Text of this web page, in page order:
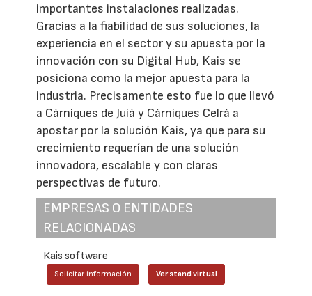
importantes instalaciones realizadas.
Gracias a la fiabilidad de sus soluciones, la
experiencia en el sector y su apuesta por la
innovación con su Digital Hub, Kais se
posiciona como la mejor apuesta para la
industria. Precisamente esto fue lo que llevó
a Càrniques de Juià y Càrniques Celrà a
apostar por la solución Kais, ya que para su
crecimiento requerían de una solución
innovadora, escalable y con claras
perspectivas de futuro.
EMPRESAS O ENTIDADES
RELACIONADAS
Kais software
Solicitar información Ver stand virtual